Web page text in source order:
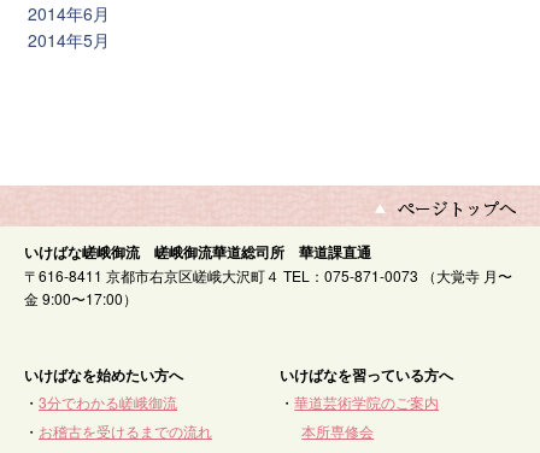
2014年6月
2014年5月
いけばな嵯峨御流 嵯峨御流華道総司所 華道課直通
〒616-8411 京都市右京区嵯峨大沢町４ TEL：075-871-0073 （大覚寺 月〜
金 9:00〜17:00）
いけばなを始めたい方へ
・ 3分でわかる嵯峨御流
・ お稽古を受けるまでの流れ
いけばなを習っている方へ
・華道芸術学院のご案内
本所専修会